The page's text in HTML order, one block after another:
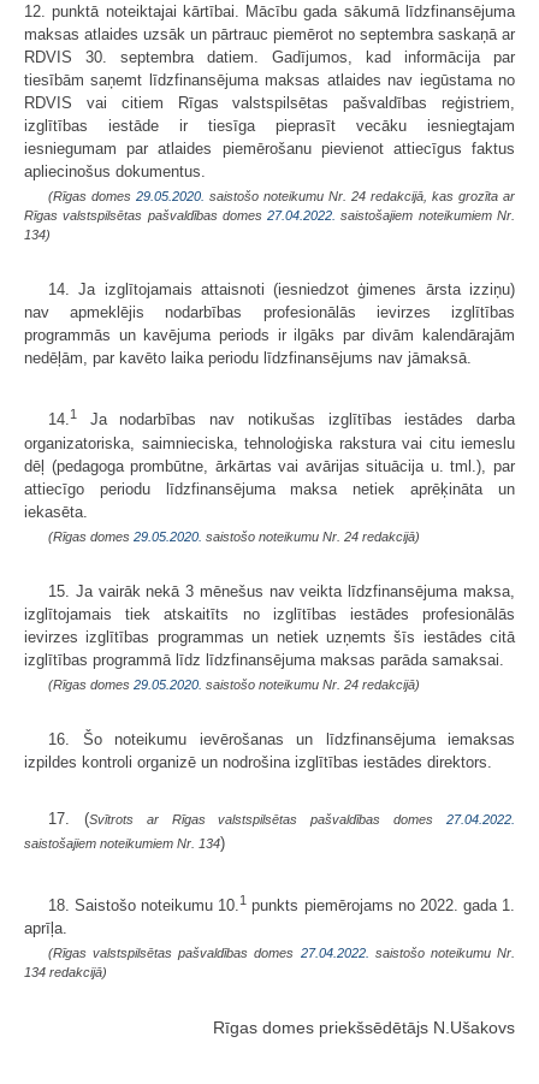
12. punktā noteiktajai kārtībai. Mācību gada sākumā līdzfinansējuma
maksas atlaides uzsāk un pārtrauc piemērot no septembra saskaņā ar
RDVIS 30. septembra datiem. Gadījumos, kad informācija par
tiesībām saņemt līdzfinansējuma maksas atlaides nav iegūstama no
RDVIS vai citiem Rīgas valstspilsētas pašvaldības reģistriem,
izglītības iestāde ir tiesīga pieprasīt vecāku iesniegtajam
iesniegumam par atlaides piemērošanu pievienot attiecīgus faktus
apliecinošus dokumentus.
(Rīgas domes 29.05.2020. saistošo noteikumu Nr. 24 redakcijā, kas grozīta ar
Rīgas valstspilsētas pašvaldības domes27.04.2022. saistošajiem noteikumiem Nr.
134)
14. Ja izglītojamais attaisnoti (iesniedzot ģimenes ārsta izziņu)
nav apmeklējis nodarbības profesionālās ievirzes izglītības
programmās un kavējuma periods ir ilgāks par divām kalendārajām
nedēļām, par kavēto laika periodu līdzfinansējums nav jāmaksā.
14.1
Ja nodarbības nav notikušas izglītības iestādes darba
organizatoriska, saimnieciska, tehnoloģiska rakstura vai citu iemeslu
dēļ (pedagoga prombūtne, ārkārtas vai avārijas situācija u. tml.), par
attiecīgo periodu līdzfinansējuma maksa netiek aprēķināta un
iekasēta.
(Rīgas domes 29.05.2020. saistošo noteikumu Nr. 24 redakcijā)
15. Ja vairāk nekā 3 mēnešus nav veikta līdzfinansējuma maksa,
izglītojamais tiek atskaitīts no izglītības iestādes profesionālās
ievirzes izglītības programmas un netiek uzņemts šīs iestādes citā
izglītības programmā līdz līdzfinansējuma maksas parāda samaksai.
(Rīgas domes 29.05.2020. saistošo noteikumu Nr. 24 redakcijā)
16. Šo noteikumu ievērošanas un līdzfinansējuma iemaksas
izpildes kontroli organizē un nodrošina izglītības iestādes direktors.
17. (Svītrots ar Rīgas valstspilsētas pašvaldības domes27.04.2022.
saistošajiem noteikumiem Nr. 134)
18. Saistošo noteikumu 10.1 punkts piemērojams no 2022. gada 1.
aprīļa.
(Rīgas valstspilsētas pašvaldības domes 27.04.2022.
saistošo noteikumu Nr.
134 redakcijā)
Rīgas domes priekšsēdētājs N.Ušakovs